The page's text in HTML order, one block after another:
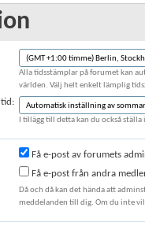
Alla tidsstämplar på forumet kan
världen. Välj helt enkelt lämplig
I tillägg till detta kan du också
Få e-post av forumets
Få e-post från andra
Då och då kan det hända att
meddelanden till dig. Om du inte